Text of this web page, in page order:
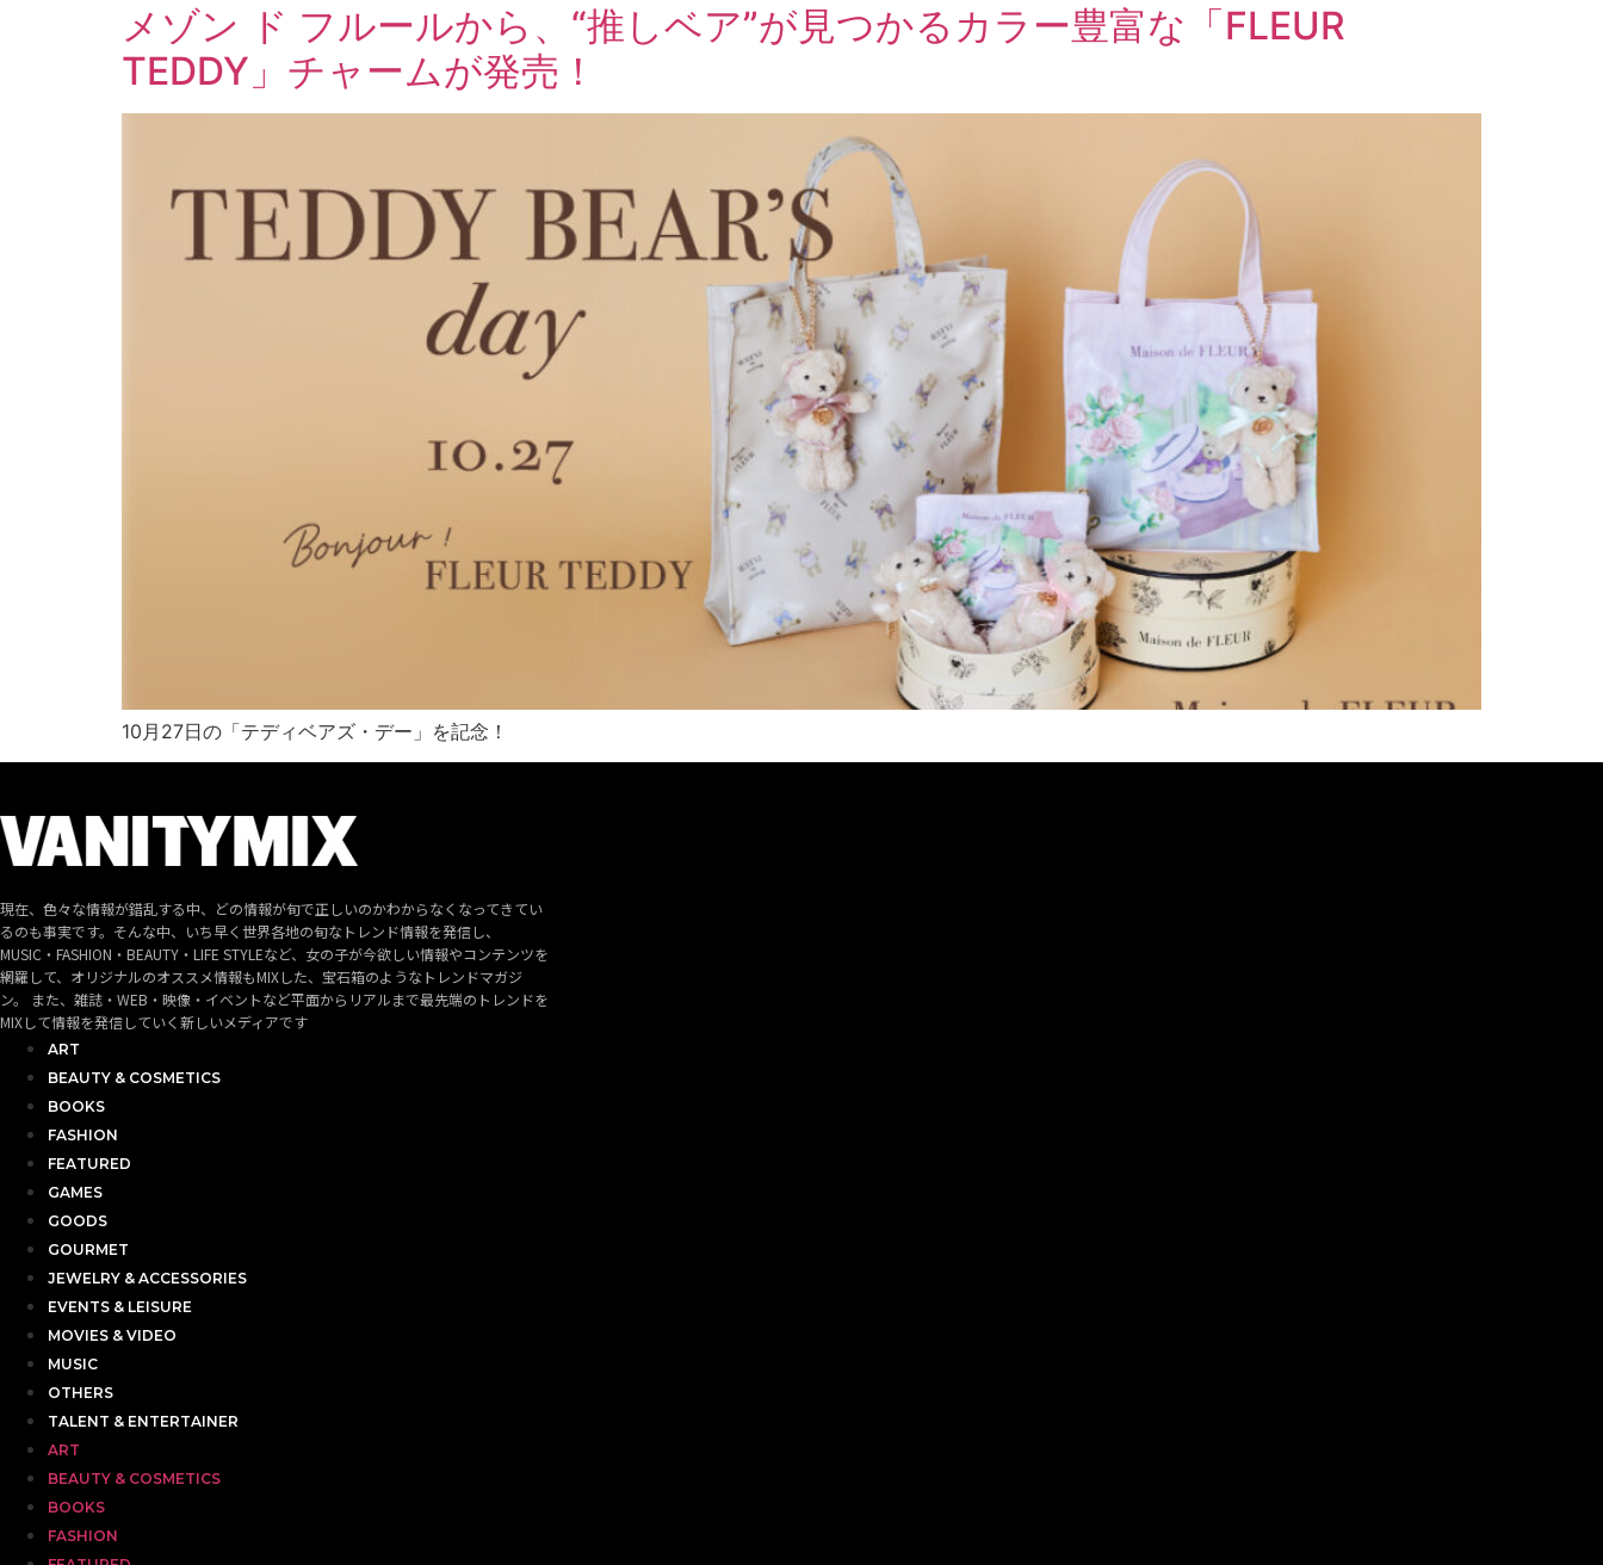
メゾン ド フルールから、“推しベア”が見つかるカラー豊富な「FLEUR
TEDDY」チャームが発売！
10月27日の「テディベアズ・デー」を記念！
現在、色々な情報が錯乱する中、どの情報が旬で正しいのかわからなくなってきてい
るのも事実です。そんな中、いち早く世界各地の旬なトレンド情報を発信し、
MUSIC・FASHION・BEAUTY・LIFE STYLEなど、女の子が今欲しい情報やコンテンツを
網羅して、オリジナルのオススメ情報もMIXした、宝石箱のようなトレンドマガジ
ン。 また、雑誌・WEB・映像・イベントなど平面からリアルまで最先端のトレンドを
MIXして情報を発信していく新しいメディアです
ART
BEAUTY & COSMETICS
BOOKS
FASHION
FEATURED
GAMES
GOODS
GOURMET
JEWELRY & ACCESSORIES
EVENTS & LEISURE
MOVIES & VIDEO
MUSIC
OTHERS
TALENT & ENTERTAINER
ART
BEAUTY & COSMETICS
BOOKS
FASHION